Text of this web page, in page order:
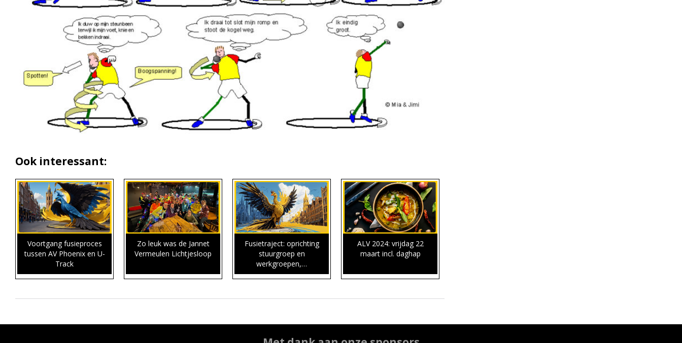
Ook interessant:
Voortgang fusieproces
tussen AV Phoenix en U-
Track
Zo leuk was de Jannet
Vermeulen Lichtjesloop
Fusietraject: oprichting
stuurgroep en
werkgroepen,…
ALV 2024: vrijdag 22
maart incl. daghap